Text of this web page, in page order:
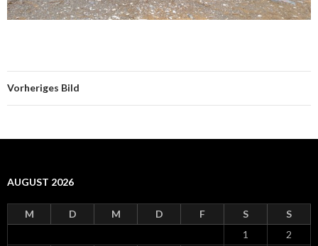
Vorheriges Bild
AUGUST 2026
M D M D F S
S
1
2